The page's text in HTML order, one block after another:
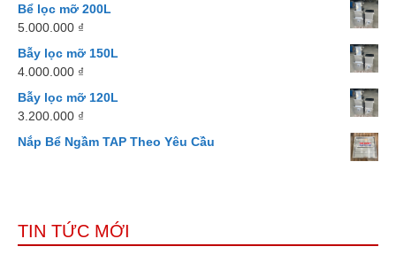
Bể lọc mỡ 200L
5.000.000 ₫
Bẫy lọc mỡ 150L
4.000.000 ₫
Bẫy lọc mỡ 120L
3.200.000 ₫
Nắp Bể Ngầm TAP Theo Yêu Cầu
TIN TỨC MỚI